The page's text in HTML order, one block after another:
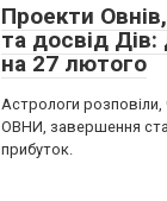
Проекти
та досвід
на 27 лютого
Астрологи розповіли,
ОВНИ, завершення
прибуток.